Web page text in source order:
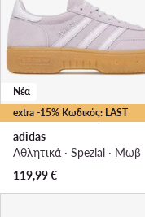
extra -15% Κωδικός: LAST
Νέα
adidas
Αθλητικά · Spezial · Μωβ
119,99€